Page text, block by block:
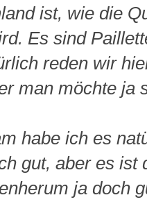
ist, wie die
Es sind
reden wir
man möchte
habe ich es
gut, aber es
ja doch